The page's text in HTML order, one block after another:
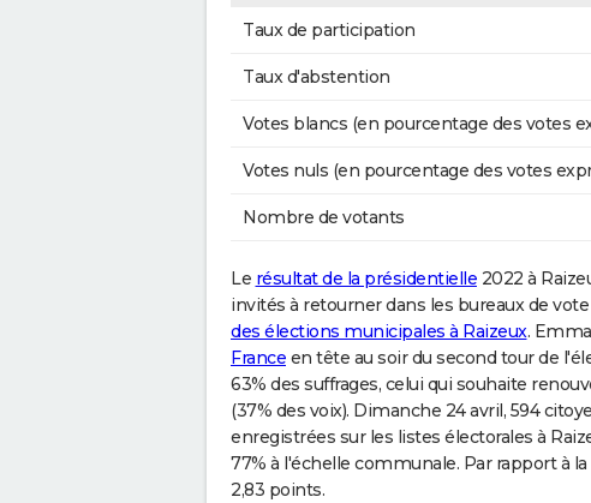
Taux de participation
Taux d'abstention
Votes blancs (en pourcentage des votes
Votes nuls (en pourcentage des votes
Nombre de votants
Le résultat de la présidentielle 2022 à
invités à retourner dans les bureaux de
des élections municipales à Raizeux.
France en tête au soir du second tour de
63% des suffrages, celui qui souhaite
(37% des voix). Dimanche 24 avril, 594
enregistrées sur les listes électorales à
77% à l'échelle communale. Par rapport à
2,83 points.